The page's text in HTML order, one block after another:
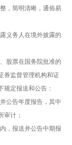
，简明清晰，通俗易
义务人在境外披露的
股票在国务院批准的
券监督管理机构和证
规定报送和公告：
公告年度报告，其中
审计；
，报送并公告中期报